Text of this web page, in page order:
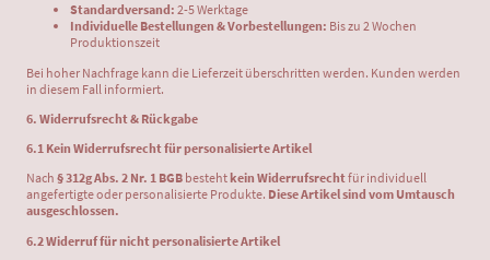
Standardversand: 2-5 Werktage
Individuelle Bestellungen & Vorbestellungen: Bis zu 2 Wochen
Produktionszeit
Bei hoher Nachfrage kann die Lieferzeit überschritten werden. Kunden werden
in diesem Fall informiert.
6. Widerrufsrecht & Rückgabe
6.1 Kein Widerrufsrecht für personalisierte Artikel
Nach § 312g Abs. 2 Nr. 1 BGB bestehtkein Widerrufsrechtfür individuell
angefertigte oder personalisierte Produkte. Diese Artikel sind vom Umtausch
ausgeschlossen.
6.2 Widerruf für nicht personalisierte Artikel